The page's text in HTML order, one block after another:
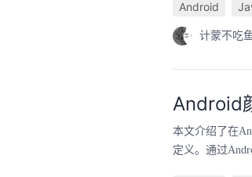
Android
计蒙不吃鱼
Android
本文介绍了在
定义。通过